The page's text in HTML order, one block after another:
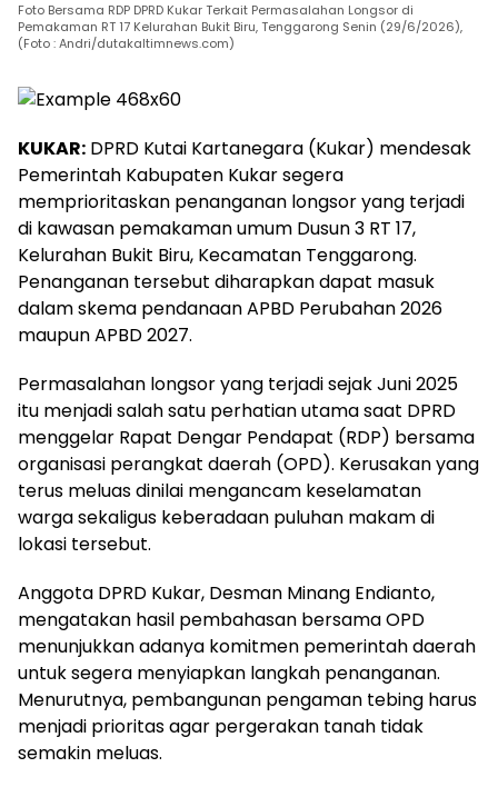
Foto Bersama RDP DPRD Kukar Terkait Permasalahan Longsor di
Pemakaman RT 17 Kelurahan Bukit Biru, Tenggarong Senin (29/6/2026),
(Foto : Andri/dutakaltimnews.com)
KUKAR: DPRD Kutai Kartanegara (Kukar) mendesak
Pemerintah Kabupaten Kukar segera
memprioritaskan penanganan longsor yang terjadi
di kawasan pemakaman umum Dusun 3 RT 17,
Kelurahan Bukit Biru, Kecamatan Tenggarong.
Penanganan tersebut diharapkan dapat masuk
dalam skema pendanaan APBD Perubahan 2026
maupun APBD 2027.
Permasalahan longsor yang terjadi sejak Juni 2025
itu menjadi salah satu perhatian utama saat DPRD
menggelar Rapat Dengar Pendapat (RDP) bersama
organisasi perangkat daerah (OPD). Kerusakan yang
terus meluas dinilai mengancam keselamatan
warga sekaligus keberadaan puluhan makam di
lokasi tersebut.
Anggota DPRD Kukar, Desman Minang Endianto,
mengatakan hasil pembahasan bersama OPD
menunjukkan adanya komitmen pemerintah daerah
untuk segera menyiapkan langkah penanganan.
Menurutnya, pembangunan pengaman tebing harus
menjadi prioritas agar pergerakan tanah tidak
semakin meluas.